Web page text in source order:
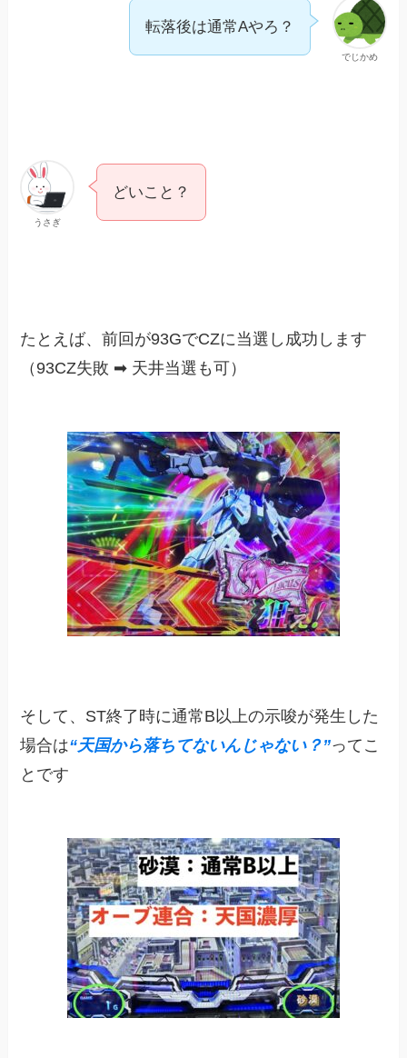
でじかめ
転落後は通常Aやろ？
うさぎ
どいこと？
たとえば、前回が93GでCZに当選し成功します
（93CZ失敗 ➡︎ 天井当選も可）
そして、ST終了時に通常B以上の示唆が発生した
場合は“天国から落ちてないんじゃない？”ってこ
とです